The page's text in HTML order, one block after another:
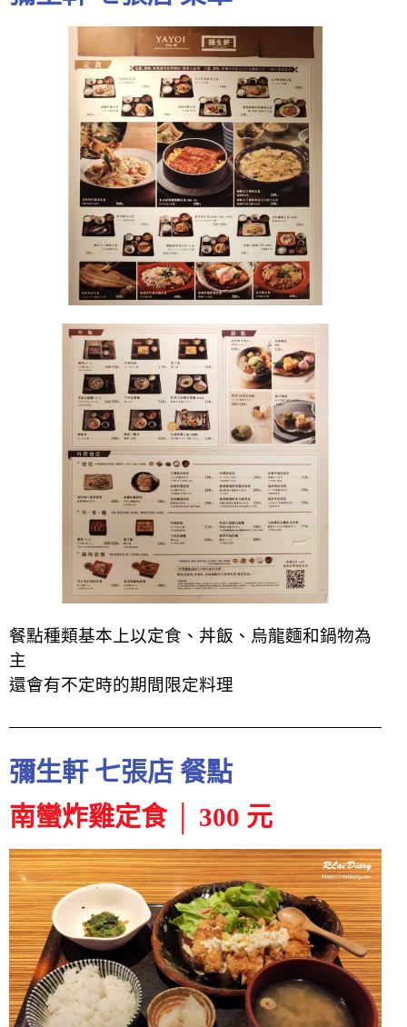
餐點種類基本上以定食、丼飯、烏龍麵和鍋物為
主
還會有不定時的期間限定料理
彌生軒 七張店 餐點
南蠻炸雞定食 │ 300 元